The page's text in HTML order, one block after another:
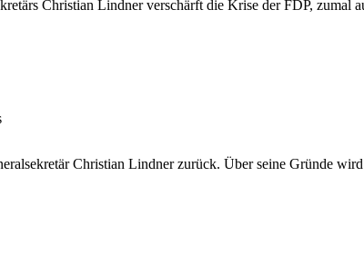
Christian Lindner verschärft die Krise der FDP, zumal
Christian Lindner zurück. Über seine Gründe